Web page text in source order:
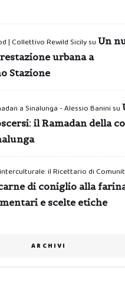
| Collettivo Rewild Sicilysu Un
urbana a
Stazione
a Sinalunga - Alessio Banini su
il Ramadan della
il Ricettario di
di coniglio alla
e scelte etiche
ARCHIVI